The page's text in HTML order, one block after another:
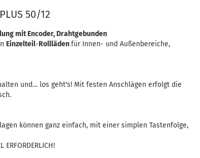
50/12
mit Encoder, Drahtgebunden
Einzelteil-Rolllädenfür Innen- und Außenbereiche,
und… los geht's! Mit festen Anschlägen erfolgt die
können ganz einfach, mit einer simplen Tastenfolge,
ERFORDERLICH!